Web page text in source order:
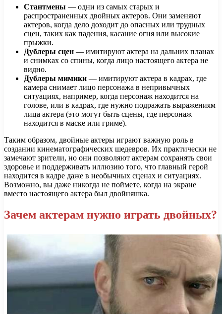
Стантмены — одни из самых старых и
распространенных двойных актеров. Они заменяют
актеров, когда дело доходит до опасных или трудных
сцен, таких как падения, касание огня или высокие
прыжки.
Дублеры сцен — имитируют актера на дальних планах
и снимках со спины, когда лицо настоящего актера не
видно.
Дублеры мимики — имитируют актера в кадрах, где
камера снимает лицо персонажа в непривычных
ситуациях, например, когда персонаж находится на
голове, или в кадрах, где нужно подражать выражениям
лица актера (это могут быть сцены, где персонаж
находится в маске или гриме).
Таким образом, двойные актеры играют важную роль в
создании кинематографических шедевров. Их практически не
замечают зрители, но они позволяют актерам сохранять свои
здоровье и поддерживать иллюзию того, что главный герой
находится в кадре даже в необычных сценах и ситуациях.
Возможно, вы даже никогда не поймете, когда на экране
вместо настоящего актера был двойняшка.
Зачем актерам нужно играть двойных?